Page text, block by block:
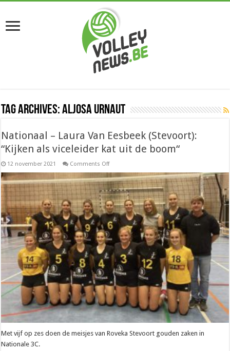
Tag Archives:Aljosa Urnaut
Nationaal – Laura Van Eesbeek (Stevoort):
“Kijken als viceleider kat uit de boom“
12 november 2021 Comments Offon
–
Laura
Van
Eesbeek
(Stevoort):
“Kijken
als
viceleider
kat
uit
de
boom“
Met vijf op zes doen de meisjes van Roveka Stevoort gouden zaken in
Nationale 3C.